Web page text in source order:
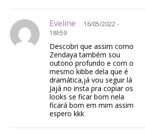
Eveline
16/05/2022 -
18h59
Descobri que assim como
Zendaya também sou
outono profundo e com o
mesmo kibbe dela que é
dramática,já vou seguir lá
Jajá no insta pra copiar os
looks se ficar bom nela
ficará bom em mim assim
espero kkk